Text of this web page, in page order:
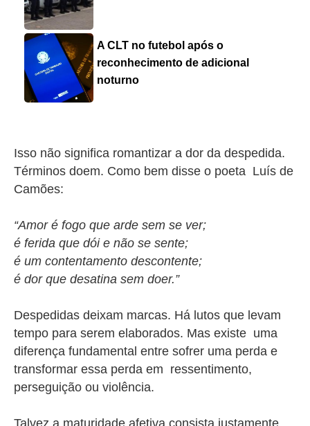
A CLT no futebol após o
reconhecimento de adicional
noturno
Isso não significa romantizar a dor da despedida.
Términos doem. Como bem disse o poeta Luís de
Camões:
“Amor é fogo que arde sem se ver;
é ferida que dói e não se sente;
é um contentamento descontente;
é dor que desatina sem doer.”
Despedidas deixam marcas. Há lutos que levam
tempo para serem elaborados. Mas existe uma
diferença fundamental entre sofrer uma perda e
transformar essa perda em ressentimento,
perseguição ou violência.